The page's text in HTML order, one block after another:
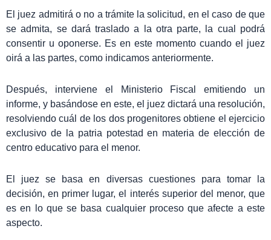
El juez admitirá o no a trámite la solicitud, en el caso de que
se admita, se dará traslado a la otra parte, la cual podrá
consentir u oponerse. Es en este momento cuando el juez
oirá a las partes, como indicamos anteriormente.
Después, interviene el Ministerio Fiscal emitiendo un
informe, y basándose en este, el juez dictará una resolución,
resolviendo cuál de los dos progenitores obtiene el ejercicio
exclusivo de la patria potestad en materia de elección de
centro educativo para el menor.
El juez se basa en diversas cuestiones para tomar la
decisión, en primer lugar, el interés superior del menor, que
es en lo que se basa cualquier proceso que afecte a este
aspecto.